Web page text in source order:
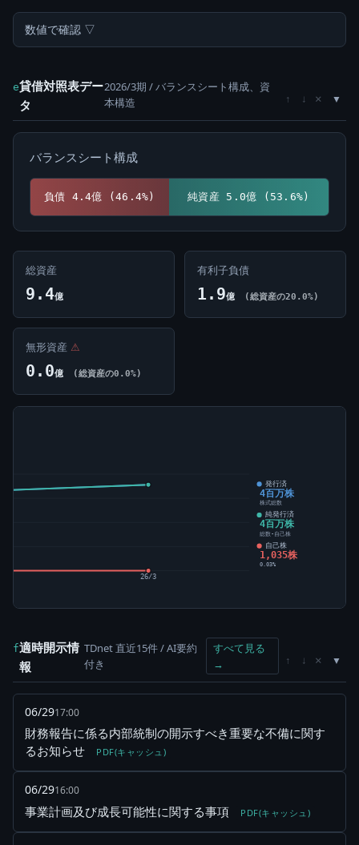
数値で確認 ▽
e貸借対照表デー
タ
2026/3期 / バランスシート構成、資
本構造
↑ ↓ ×
バランスシート構成
負債 4.4億 (46.4%) 純資産 5.0億 (53.6%)
総資産
9.4億
有利子負債
1.9億 (総資産の20.0%)
無形資産 ⚠
0.0億 (総資産の0.0%)
26/3
発行済
4百万株
株式総数
純発行済
4百万株
総数-自己株
自己株
1,035株
0.03%
f適時開示情
報
TDnet 直近15件 / AI要約
付き
すべて見る
→
↑ ↓ ×
06/2917:00
財務報告に係る内部統制の開示すべき重要な不備に関す
るお知らせ
PDF(キャッシュ)
06/2916:00
事業計画及び成長可能性に関する事項 PDF(キャッシュ)